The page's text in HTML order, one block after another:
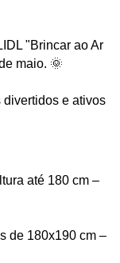
"Brincar ao Ar
maio. 🌞
e ativos
até 180 cm –
de 180x190 cm –